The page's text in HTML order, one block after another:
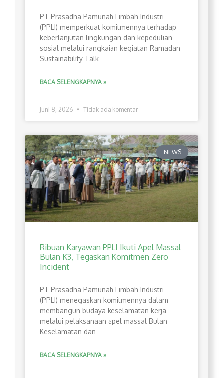
PT Prasadha Pamunah Limbah Industri
(PPLI) memperkuat komitmennya terhadap
keberlanjutan lingkungan dan kepedulian
sosial melalui rangkaian kegiatan Ramadan
Sustainability Talk
BACA SELENGKAPNYA »
Juni 8, 2026 Tidak ada komentar
NEWS
Ribuan Karyawan PPLI Ikuti Apel Massal
Bulan K3, Tegaskan Komitmen Zero
Incident
PT Prasadha Pamunah Limbah Industri
(PPLI) menegaskan komitmennya dalam
membangun budaya keselamatan kerja
melalui pelaksanaan apel massal Bulan
Keselamatan dan
BACA SELENGKAPNYA »